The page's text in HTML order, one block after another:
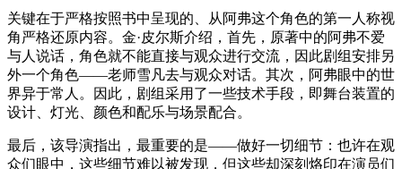
关键在于严格按照书中呈现的、从阿弗这个角色的第一人称视
角严格还原内容。金·皮尔斯介绍，首先，原著中的阿弗不爱
与人说话，角色就不能直接与观众进行交流，因此剧组安排另
外一个角色——老师雪凡去与观众对话。其次，阿弗眼中的世
界异于常人。因此，剧组采用了一些技术手段，即舞台装置的
设计、灯光、颜色和配乐与场景配合。
最后，该导演指出，最重要的是——做好一切细节：也许在观
众们眼中，这些细节难以被发现，但这些却深刻烙印在演员们